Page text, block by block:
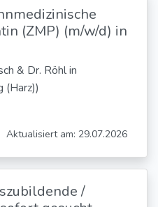
(ZMP) (m/w/d) in
& Dr. Röhl in
(Harz))
Aktualisiert am: 29.07.2026
/